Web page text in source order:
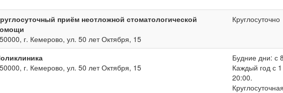
приём неотложной стоматологической
г. Кемерово, ул. 50 лет Октября, 15
Круглосуточно
г. Кемерово, ул. 50 лет Октября, 15
Будние дни: с
Каждый год с
20:00.